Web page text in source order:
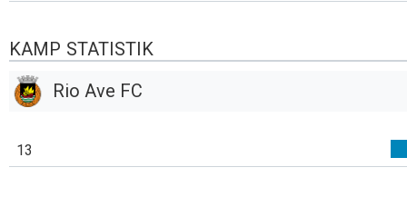
KAMP STATISTIK
Rio Ave FC
13